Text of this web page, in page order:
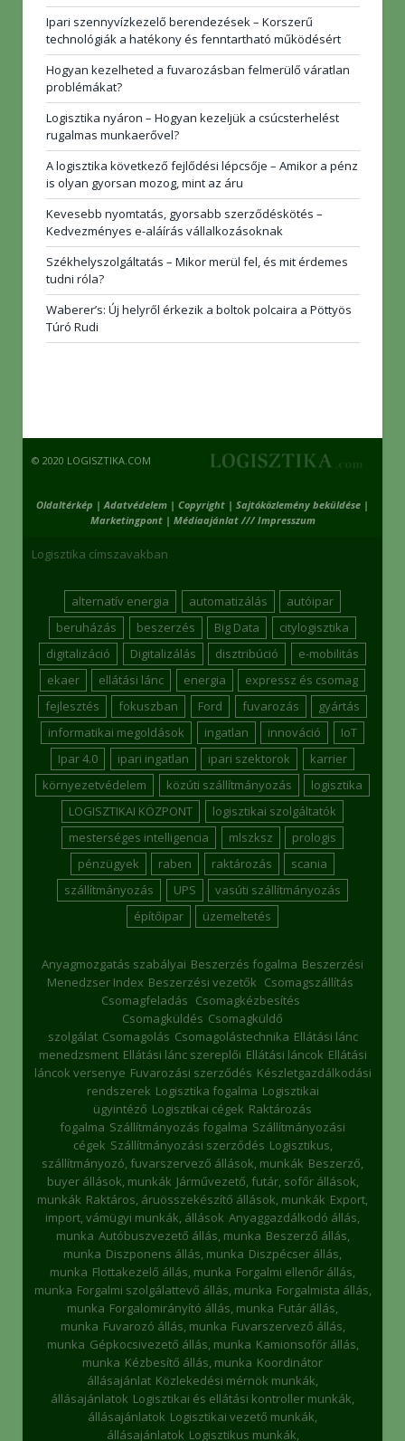
Ipari szennyvízkezelő berendezések – Korszerű
technológiák a hatékony és fenntartható működésért
Hogyan kezelheted a fuvarozásban felmerülő váratlan
problémákat?
Logisztika nyáron – Hogyan kezeljük a csúcsterhelést
rugalmas munkaerővel?
A logisztika következő fejlődési lépcsője – Amikor a pénz
is olyan gyorsan mozog, mint az áru
Kevesebb nyomtatás, gyorsabb szerződéskötés –
Kedvezményes e-aláírás vállalkozásoknak
Székhelyszolgáltatás – Mikor merül fel, és mit érdemes
tudni róla?
Waberer’s: Új helyről érkezik a boltok polcaira a Pöttyös
Túró Rudi
© 2020 LOGISZTIKA.COM
Oldaltérkép | Adatvédelem | Copyright | Sajtóközlemény beküldése |
Marketingpont| Médiaajánlat /// Impresszum
Logisztika címszavakban
alternatív energia automatizálás
autóipar
beruházás
beszerzés Big Data
citylogisztika
digitalizáció
Digitalizálás disztribúció
e-mobilitás
ekaer
ellátási lánc energia
expressz és csomag
fejlesztés
fokuszban Ford fuvarozás
gyártás
informatikai megoldások
ingatlan innováció
IoT
Ipar 4.0
ipari ingatlan ipari szektorok
karrier
környezetvédelem
közúti szállítmányozás
logisztika
LOGISZTIKAI KÖZPONT
logisztikai szolgáltatók
mesterséges intelligencia
mlszksz
prologis
pénzügyek
raben raktározás
scania
szállítmányozás
UPS
vasúti szállítmányozás
építőipar
üzemeltetés
Anyagmozgatás szabályai Beszerzés fogalma Beszerzési
Menedzser Index Beszerzési vezetők Csomagszállítás
Csomagfeladás Csomagkézbesítés
Csomagküldés Csomagküldő
szolgálat Csomagolás Csomagolástechnika Ellátási lánc
menedzsment Ellátási lánc szereplői Ellátási láncok Ellátási
láncok versenye Fuvarozási szerződés Készletgazdálkodási
rendszerek Logisztika fogalma Logisztikai
ügyintéző Logisztikai cégek Raktározás
fogalma Szállítmányozás fogalma Szállítmányozási
cégek Szállítmányozási szerződés Logisztikus,
szállítmányozó, fuvarszervező állások, munkák Beszerző,
buyer állások, munkák Járművezető, futár, sofőr állások,
munkák Raktáros, áruösszekészítő állások, munkák Export,
import, vámügyi munkák, állások Anyaggazdálkodó állás,
munka Autóbuszvezető állás, munka Beszerző állás,
munka Diszponens állás, munka Diszpécser állás,
munka Flottakezelő állás, munka Forgalmi ellenőr állás,
munka Forgalmi szolgálattevő állás, munka Forgalmista állás,
munka Forgalomirányító állás, munka Futár állás,
munka Fuvarozó állás, munka Fuvarszervező állás,
munka Gépkocsivezető állás, munka Kamionsofőr állás,
munka Kézbesítő állás, munka Koordinátor
állásajánlat Közlekedési mérnök munkák,
állásajánlatok Logisztikai és ellátási kontroller munkák,
állásajánlatok Logisztikai vezető munkák,
állásajánlatok Logisztikus munkák,